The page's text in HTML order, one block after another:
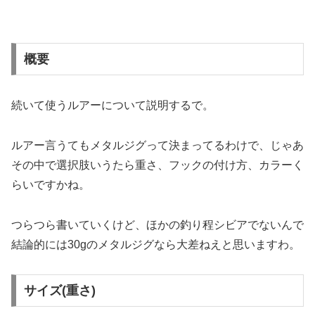
概要
続いて使うルアーについて説明するで。
ルアー言うてもメタルジグって決まってるわけで、じゃあ
その中で選択肢いうたら重さ、フックの付け方、カラーく
らいですかね。
つらつら書いていくけど、ほかの釣り程シビアでないんで
結論的には30gのメタルジグなら大差ねえと思いますわ。
サイズ(重さ)